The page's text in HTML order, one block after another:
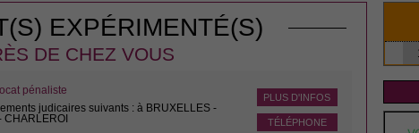
EXPÉRIMENTÉ(S)
DE CHEZ VOUS
PLUS D'INFOS
TÉLÉPHONE
pénaliste
judicaires suivants : à BRUXELLES -
CHARLEROI